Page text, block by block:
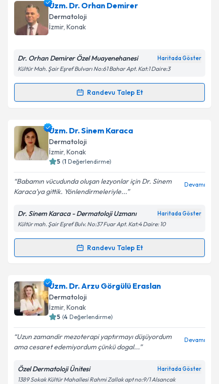
Uzm. Dr. Orhan Demirer
Dermatoloji
İzmir, Konak
Dr. Orhan Demirer Özel Muayenehanesi Haritada Göster
Kültür Mah. Şair Eşref Bulvarı No:61 Bahar Apt. Kat:1 Daire:3
Randevu Talep Et
Randevu Takvimi Talebi
Uzm. Dr. Orhan Demireriçin randevu takvimi talebi
oluşturun. Size bu uzmandan randevu almanız için bir
takvim hazırlandığında e-posta ile bilgilendireceğiz.
Kişisel verilerimin işlenmesine ilişkin
Aydınlatma
Metni'ni okudum ve kişisel verilerimin belirtilen
kapsamda işlenmesini kabul ediyorum.
Uzm. Dr. Sinem Karaca
Dermatoloji
İzmir, Konak
5 (1 Değerlendirme)
Babamın vücudunda oluşan lezyonlar için Dr. Sinem
Karaca’ya gittik. Yönlendirmeleriyle...
Devamı
Dr. Sinem Karaca - Dermatoloji Uzmanı Haritada Göster
Kültür mah. Şair Eşref Bulv. No:37 Fuar Apt. Kat:4 Daire: 10
Randevu Talep Et
Randevu Takvimi Talebi
Uzm. Dr. Sinem Karacaiçin randevu takvimi talebi
oluşturun. Size bu uzmandan randevu almanız için bir
takvim hazırlandığında e-posta ile bilgilendireceğiz.
Kişisel verilerimin işlenmesine ilişkin
Aydınlatma
Metni'ni okudum ve kişisel verilerimin belirtilen
Uzm. Dr. Arzu Görgülü Eraslan
Dermatoloji
İzmir, Konak
5 (4 Değerlendirme)
Uzun zamandir mezoterapi yaptırmayı düşüyordum
ama cesaret edemiyordum çünkü dogal...
Devamı
Özel Dermatoloji Ünitesi Haritada Göster
1389 Sokak Kültür Mahallesi Rahmi Zallak apt no:9/1 Alsancak